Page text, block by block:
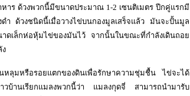
าร ด้วงพวกนี้มีขนาดประมาณ 1-2 เซนติเมตร ปีกคู่แรกมี
ำ ด้วงชนิดนี้เมื่อวางไข่บนกองมูลเสร็จแล้ว มันจะปั้นมูล
ดเล็กห่อหุ้มไข่ของมันไว้ จากนั้นในขณะที่กำลังเดินถอย
หลุมหรือรอยแตกของดินเพื่อรักษาความชุ่มชื้น ไข่จะได้
วบ้านเรียกแมลงพวกนี้ว่า แมลงกุดจี่ สามารถนำมารับ